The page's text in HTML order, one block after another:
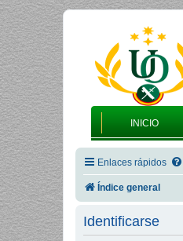
INICIO
Enlaces rápidos
Índice general
Identificarse